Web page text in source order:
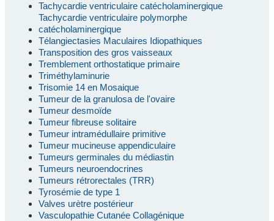
Tachycardie ventriculaire catécholaminergique
Tachycardie ventriculaire polymorphe
catécholaminergique
Télangiectasies Maculaires Idiopathiques
Transposition des gros vaisseaux
Tremblement orthostatique primaire
Triméthylaminurie
Trisomie 14 en Mosaique
Tumeur de la granulosa de l'ovaire
Tumeur desmoïde
Tumeur fibreuse solitaire
Tumeur intramédullaire primitive
Tumeur mucineuse appendiculaire
Tumeurs germinales du médiastin
Tumeurs neuroendocrines
Tumeurs rétrorectales (TRR)
Tyrosémie de type 1
Valves urètre postérieur
Vasculopathie Cutanée Collagénique